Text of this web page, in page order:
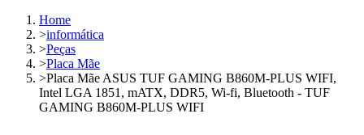
Home
>informática
>Peças
>Placa Mãe
>Placa Mãe ASUS TUF GAMING B860M-PLUS WIFI,
Intel LGA 1851, mATX, DDR5, Wi-fi, Bluetooth - TUF
GAMING B860M-PLUS WIFI